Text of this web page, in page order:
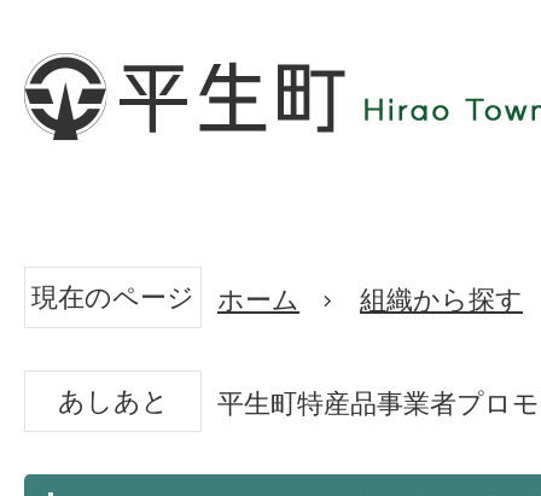
現在のページ ホーム 組織から探す
あしあと 平生町特産品事業者プロ